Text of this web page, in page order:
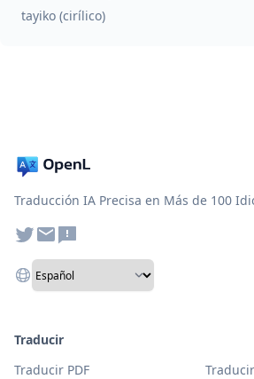
tayiko (cirílico)
Traducción IA Precisa en Más de 100
Traducir
Traducir PDF